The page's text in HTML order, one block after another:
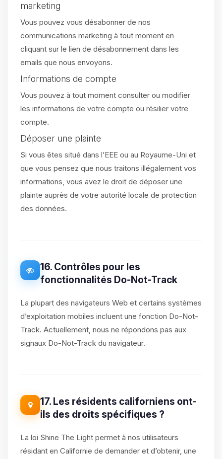
marketing
Vous pouvez vous désabonner de nos
communications marketing à tout moment en
cliquant sur le lien de désabonnement dans les
emails que nous envoyons.
Informations de compte
Vous pouvez à tout moment consulter ou modifier
les informations de votre compte ou résilier votre
compte.
Déposer une plainte
Si vous êtes situé dans l’EEE ou au Royaume-Uni et
que vous pensez que nous traitons illégalement vos
informations, vous avez le droit de déposer une
plainte auprès de votre autorité locale de protection
des données.
16. Contrôles pour les
fonctionnalités Do-Not-Track
La plupart des navigateurs Web et certains systèmes
d’exploitation mobiles incluent une fonction Do-Not-
Track. Actuellement, nous ne répondons pas aux
signaux Do-Not-Track du navigateur.
17. Les résidents californiens ont-
ils des droits spécifiques ?
La loi Shine The Light permet à nos utilisateurs
résidant en Californie de demander et d’obtenir, une